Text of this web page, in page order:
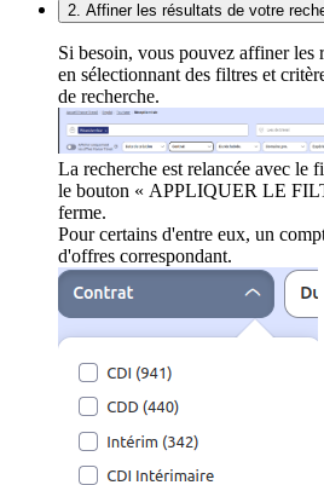
2. Affiner les résultats de votre
Si besoin, vous pouvez affiner les
en sélectionnant des filtres et
de recherche.
La recherche est relancée avec le
le bouton « APPLIQUER LE
ferme.
Pour certains d'entre eux, un
d'offres correspondant.